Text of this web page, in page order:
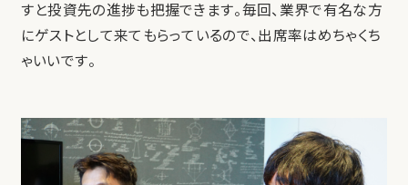
すと投資先の進捗も把握できます。毎回、業界で有名な方
にゲストとして来てもらっているので、出席率はめちゃくち
ゃいいです。